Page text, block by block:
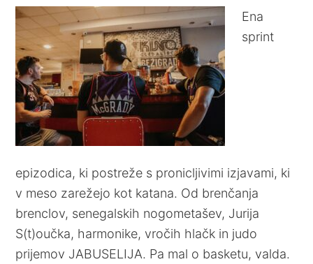
Ena
sprint
epizodica, ki postreže s pronicljivimi izjavami, ki
v meso zarežejo kot katana. Od brenčanja
brenclov, senegalskih nogometašev, Jurija
S(t)oučka, harmonike, vročih hlačk in judo
prijemov JABUSELIJA. Pa mal o basketu, valda.